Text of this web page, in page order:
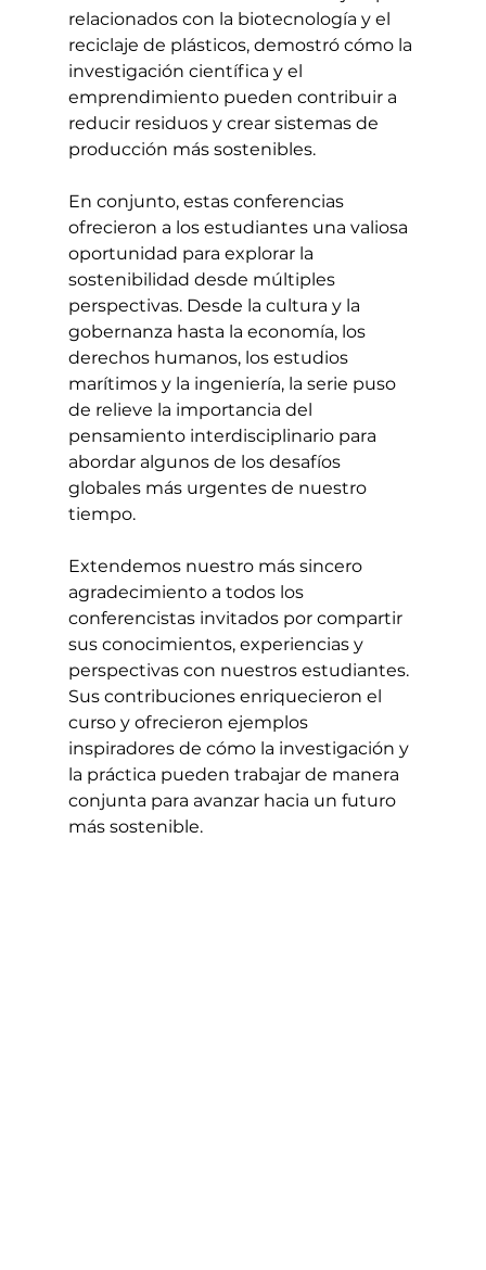
relacionados con la biotecnología y el
reciclaje de plásticos, demostró cómo la
investigación científica y el
emprendimiento pueden contribuir a
reducir residuos y crear sistemas de
producción más sostenibles.
En conjunto, estas conferencias
ofrecieron a los estudiantes una valiosa
oportunidad para explorar la
sostenibilidad desde múltiples
perspectivas. Desde la cultura y la
gobernanza hasta la economía, los
derechos humanos, los estudios
marítimos y la ingeniería, la serie puso
de relieve la importancia del
pensamiento interdisciplinario para
abordar algunos de los desafíos
globales más urgentes de nuestro
tiempo.
Extendemos nuestro más sincero
agradecimiento a todos los
conferencistas invitados por compartir
sus conocimientos, experiencias y
perspectivas con nuestros estudiantes.
Sus contribuciones enriquecieron el
curso y ofrecieron ejemplos
inspiradores de cómo la investigación y
la práctica pueden trabajar de manera
conjunta para avanzar hacia un futuro
más sostenible.